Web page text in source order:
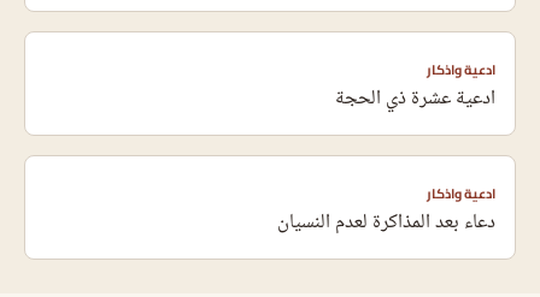
ادعية واذكار
ادعية عشرة ذي الحجة
ادعية واذكار
دعاء بعد المذاكرة لعدم النسيان